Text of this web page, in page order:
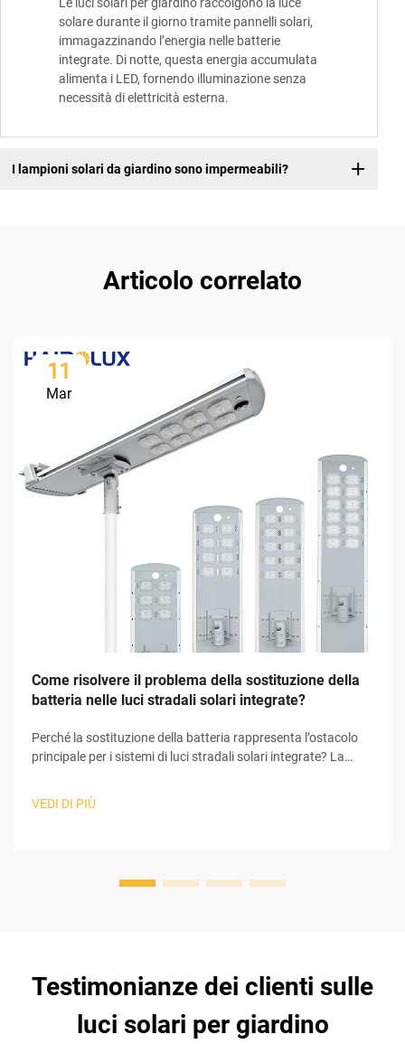
solare durante il giorno tramite pannelli solari,
immagazzinando l’energia nelle batterie
integrate. Di notte, questa energia accumulata
alimenta i LED, fornendo illuminazione senza
necessità di elettricità esterna.
I lampioni solari da giardino sono impermeabili?
Articolo correlato
11
Mar
Come risolvere il problema della sostituzione della
batteria nelle luci stradali solari integrate?
Perché la sostituzione della batteria rappresenta l’ostacolo
principale per i sistemi di luci stradali solari integrate? La
nell’intero sistema di luci stradali solari integrate. I sistemi di
VEDI DI PIÙ
Testimonianze dei clienti sulle
luci solari per giardino